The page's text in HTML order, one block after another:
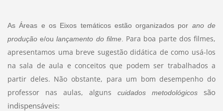
As Áreas e os Eixos temáticos estão organizados por ano de
produçãoe/oulançamento do filme. Para boa parte dos filmes,
apresentamos uma breve sugestão didática de como usá-los
na sala de aula e conceitos que podem ser trabalhados a
partir deles. Não obstante, para um bom desempenho do
professor nas aulas, algunscuidados metodológicos
são
indispensáveis: